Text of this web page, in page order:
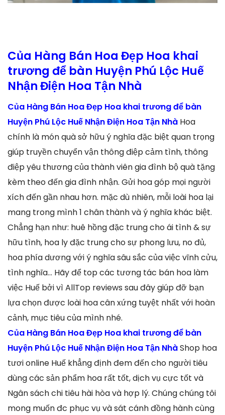
Của Hàng Bán Hoa Đẹp Hoa khai
trương để bàn Huyện Phú Lộc Huế
Nhận Điện Hoa Tận Nhà
Của Hàng Bán Hoa Đẹp Hoa khai trương để bàn
Huyện Phú Lộc Huế Nhận Điện Hoa Tận Nhà Hoa
chính là món quà sở hữu ý nghĩa đặc biệt quan trọng
giúp truyền chuyển vận thông điệp cảm tình, thông
điệp yêu thương của thành viên gia đình bộ quà tặng
kèm theo đến gia đình nhận. Gửi hoa góp mọi người
xích đến gần nhau hơn. mặc dù nhiên, mỗi loài hoa lại
mang trong mình 1 chân thành và ý nghĩa khác biệt.
Chẳng hạn như: huê hồng đặc trung cho ái tình & sự
hữu tình, hoa ly đặc trung cho sự phong lưu, no đủ,
hoa phía dương với ý nghĩa sâu sắc của việc vĩnh cửu,
tình nghĩa… Hãy để top các tương tác bán hoa làm
việc Huế bởi vì AllTop reviews sau đây giúp đỡ bạn
lựa chọn được loài hoa cân xứng tuyệt nhất với hoàn
cảnh, mục tiêu của mình nhé.
Của Hàng Bán Hoa Đẹp Hoa khai trương để bàn
Huyện Phú Lộc Huế Nhận Điện Hoa Tận NhàShop hoa
tươi online Huế khẳng định đem đến cho người tiêu
dùng các sản phẩm hoa rất tốt, dịch vụ cực tốt và
Ngân sách chi tiêu hài hòa và hợp lý. Chúng chúng tôi
mong muốn đc phục vụ và sát cánh đồng hành cùng